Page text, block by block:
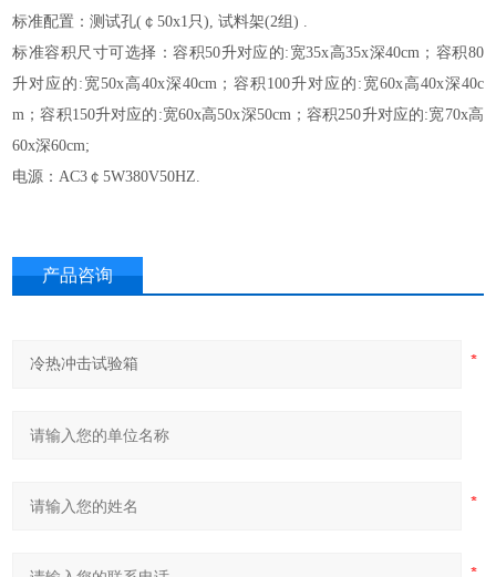
标准配置：测试孔(￠50x1只), 试料架(2组) .
标准容积 尺寸可选择 ：容积50升对应的:宽35x高35x深40cm；容积80
升对应的:宽50x高40x深40cm；容积100升对应的:宽60x高40x深40c
m；容积150升对应的:宽60x高50x深50cm；容积250升对应的:宽70x高
60x深60cm;
电源：AC3￠5W380V50HZ.
产品咨询